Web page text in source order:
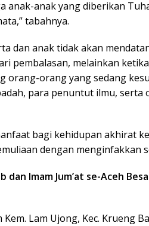
anak-anak yang diberikan
tabahnya.
dan anak tidak akan
pembalasan, melainkan
orang-orang yang sedang
para penuntut ilmu,
bagi kehidupan akhirat
dengan menginfakkan
Imam Jum’at se-Aceh
Kem. Lam Ujong, Kec. Krueng